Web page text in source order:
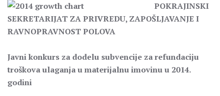
POKRAJINSKI
SEKRETARIJAT ZA PRIVREDU, ZAPOŠLJAVANJE I
RAVNOPRAVNOST POLOVA
Јavni konkurs za dodelu subvencije za refundaciju
troškova ulaganja u materijalnu imovinu u 2014.
godini